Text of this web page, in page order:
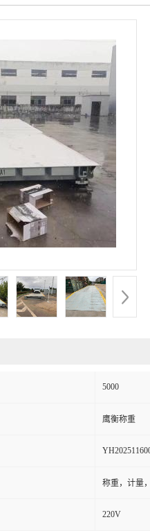
5000
鹰衡称重
称重，计量
220V